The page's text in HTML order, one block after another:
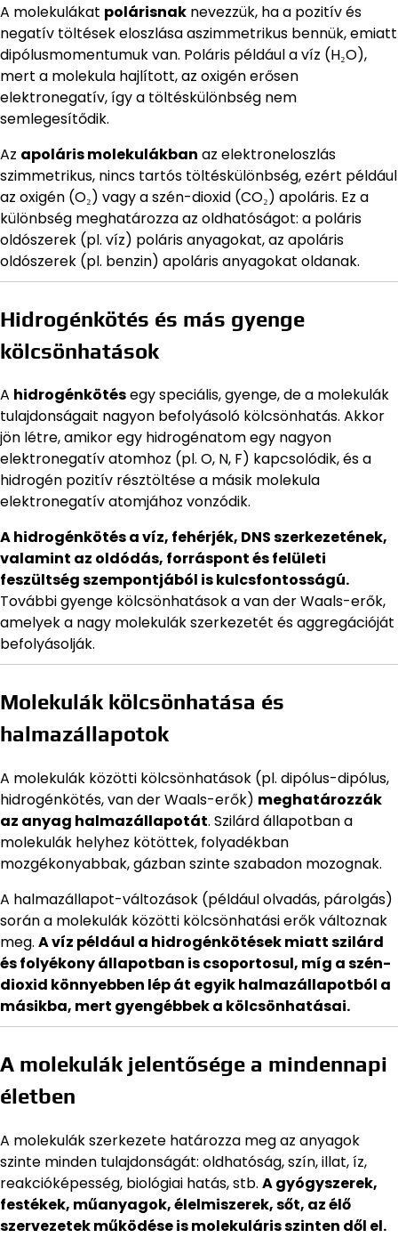
A molekulákat polárisnak nevezzük, ha a pozitív és
negatív töltések eloszlása aszimmetrikus bennük, emiatt
dipólusmomentumuk van. Poláris például a víz (H₂O),
mert a molekula hajlított, az oxigén erősen
elektronegatív, így a töltéskülönbség nem
semlegesítődik.
Az apoláris molekulákban az elektroneloszlás
szimmetrikus, nincs tartós töltéskülönbség, ezért például
az oxigén (O₂) vagy a szén-dioxid (CO₂) apoláris. Ez a
különbség meghatározza az oldhatóságot: a poláris
oldószerek (pl. víz) poláris anyagokat, az apoláris
oldószerek (pl. benzin) apoláris anyagokat oldanak.
Hidrogénkötés és más gyenge
kölcsönhatások
A hidrogénkötésegy speciális, gyenge, de a molekulák
tulajdonságait nagyon befolyásoló kölcsönhatás. Akkor
jön létre, amikor egy hidrogénatom egy nagyon
elektronegatív atomhoz (pl. O, N, F) kapcsolódik, és a
hidrogén pozitív résztöltése a másik molekula
elektronegatív atomjához vonzódik.
A hidrogénkötés a víz, fehérjék, DNS szerkezetének,
valamint az oldódás, forráspont és felületi
feszültség szempontjából is kulcsfontosságú.
További gyenge kölcsönhatások a van der Waals-erők,
amelyek a nagy molekulák szerkezetét és aggregációját
befolyásolják.
Molekulák kölcsönhatása és
halmazállapotok
A molekulák közötti kölcsönhatások (pl. dipólus-dipólus,
hidrogénkötés, van der Waals-erők) meghatározzák
az anyag halmazállapotát. Szilárd állapotban a
molekulák helyhez kötöttek, folyadékban
mozgékonyabbak, gázban szinte szabadon mozognak.
A halmazállapot-változások (például olvadás, párolgás)
során a molekulák közötti kölcsönhatási erők változnak
meg. A víz például a hidrogénkötések miatt szilárd
és folyékony állapotban is csoportosul, míg a szén-
dioxid könnyebben lép át egyik halmazállapotból a
másikba, mert gyengébbek a kölcsönhatásai.
A molekulák jelentősége a mindennapi
életben
A molekulák szerkezete határozza meg az anyagok
szinte minden tulajdonságát: oldhatóság, szín, illat, íz,
reakcióképesség, biológiai hatás, stb. A gyógyszerek,
festékek, műanyagok, élelmiszerek, sőt, az élő
szervezetek működése is molekuláris szinten dől el.